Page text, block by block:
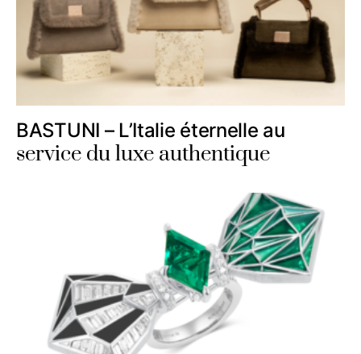
BASTUNI – L’Italie éternelle au
service du luxe authentique